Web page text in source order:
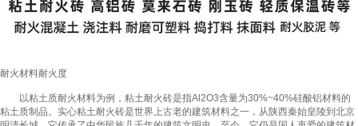
耐火材料耐火度
以粘土质耐火材料为例，粘土耐火砖是指Al2O3含量为30%~40%硅酸铝材料的
粘土质制品。实心粘土耐火砖是世界上古老的建筑材料之一，从陕西秦始皇陵到北京